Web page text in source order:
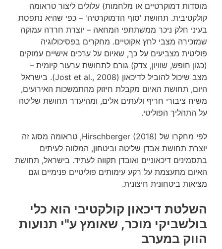
מוסדות דמוקרטיים או מלחמות) עלולים ליצור טראומה
קולקטיבית. תחושת 'סוף הדמוקרטיה' – כפי שהיא נתפסת
בעיני חלק ניכר ממשתתפי המחאה – יוצרת חרדה עמוקה
שמזכירה מצבי לחץ אקוטיים. מחקרים בפסיכולוגיה
פוליטית מצביעים על כך, שאיום על ערכים אישיים עמוקים
(כגון חופש, שוויון, צדק) גורם לתחושת ערעור קיומית –
מצב שיכול להוביל לדיכאון (Jost et al., 2008). בישראל
היום, תחושת האיום מקבלת חיזוק מהתמשכות האירועים,
משיח ציבורי חריף ולעתים אלים, ומהיעדר תחושת שליטה
על התהליך הפוליטי.
לפי מחקרו של Hirschberger (2018), טראומה מסוג זה
יוצרת תחושת אבדן שליטה וביטחון, המלווה לעיתים
בתסמינים דיכאוניים ואובדן תקווה לעתיד. בישראל, תחושת
האיום מתעצמת על רקע עימותים פוליטיים פנימיים וגם
מציאות ביטחונית חיצונית.
השלטת דיכאון קולקטיבי הוא כלי
בולשביקי מוכר, שאומץ ע"י תנועות
הווק במערב